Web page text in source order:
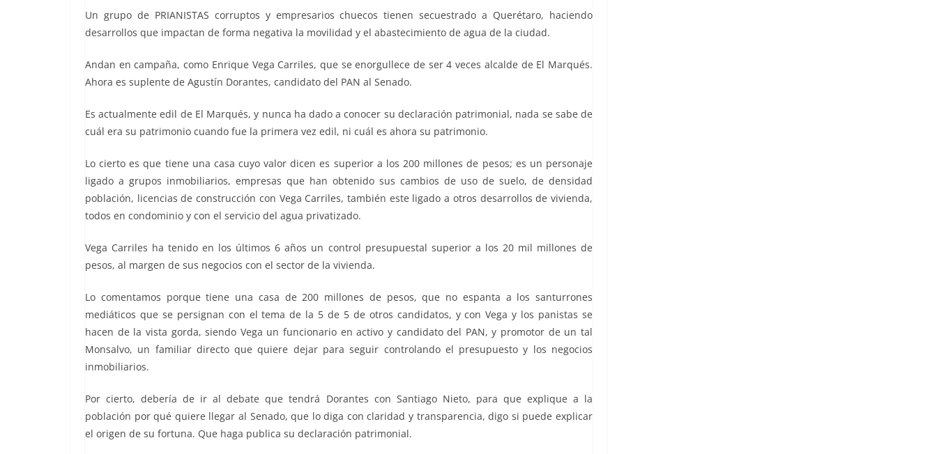
Un grupo de PRIANISTAS corruptos y empresarios chuecos tienen secuestrado a Querétaro, haciendo
desarrollos que impactan de forma negativa la movilidad y el abastecimiento de agua de la ciudad.
Andan en campaña, como Enrique Vega Carriles, que se enorgullece de ser 4 veces alcalde de El Marqués.
Ahora es suplente de Agustín Dorantes, candidato del PAN al Senado.
Es actualmente edil de El Marqués, y nunca ha dado a conocer su declaración patrimonial, nada se sabe de
cuál era su patrimonio cuando fue la primera vez edil, ni cuál es ahora su patrimonio.
Lo cierto es que tiene una casa cuyo valor dicen es superior a los 200 millones de pesos; es un personaje
ligado a grupos inmobiliarios, empresas que han obtenido sus cambios de uso de suelo, de densidad
población, licencias de construcción con Vega Carriles, también este ligado a otros desarrollos de vivienda,
todos en condominio y con el servicio del agua privatizado.
Vega Carriles ha tenido en los últimos 6 años un control presupuestal superior a los 20 mil millones de
pesos, al margen de sus negocios con el sector de la vivienda.
Lo comentamos porque tiene una casa de 200 millones de pesos, que no espanta a los santurrones
mediáticos que se persignan con el tema de la 5 de 5 de otros candidatos, y con Vega y los panistas se
hacen de la vista gorda, siendo Vega un funcionario en activo y candidato del PAN, y promotor de un tal
Monsalvo, un familiar directo que quiere dejar para seguir controlando el presupuesto y los negocios
inmobiliarios.
Por cierto, debería de ir al debate que tendrá Dorantes con Santiago Nieto, para que explique a la
población por qué quiere llegar al Senado, que lo diga con claridad y transparencia, digo si puede explicar
el origen de su fortuna. Que haga publica su declaración patrimonial.